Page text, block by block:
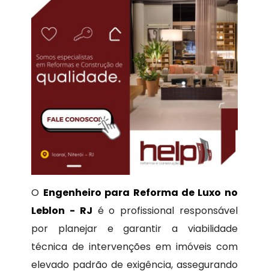
O Engenheiro para Reforma de Luxo no
Leblon - RJ é o profissional responsável
por planejar e garantir a viabilidade
técnica de intervenções em imóveis com
elevado padrão de exigência, assegurando